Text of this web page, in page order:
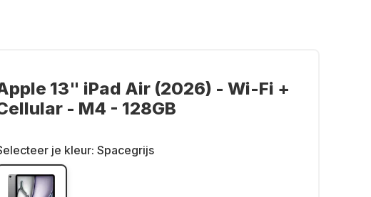
13" iPad Air (2026) - Wi-Fi +
- M4 - 128GB
je kleur: Spacegrijs